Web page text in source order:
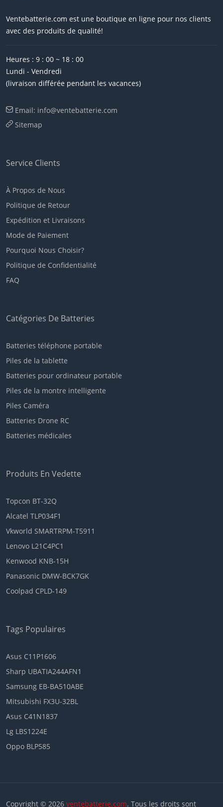
Ventebatterie.com est une boutique en ligne pour nos clients
avec des produits de qualité!
Heures : 9 : 00 ~ 18 : 00
Lundi - Vendredi
(livraison différée pendant les vacances)
Email: info@ventebatterie.com
Sitemap
Service Clients
À Propos de Nous
Politique de Retour
Expédition et Livraisons
Mode de Paiement
Pourquoi Nous Choisir?
Politique de Confidentialité
FAQ
Catégories De Batteries
Batteries téléphone portable
Piles de la tablette
Batteries pour ordinateur portable
Piles de la montre intelligente
Piles Caméra
Batteries Drone RC
Batteries médicales
Produits En Vedette
Topcon BT-32Q
Alcatel TLP034F1
Vkworld SMARTRPM-T5911
Lenovo L21C4PC1
Kenwood KNB-15H
Panasonic DMW-BCK7GK
Coolpad CPLD-149
Tags Populaires
Asus C11P1606
Sharp UBATIA244AFN1
Samsung EB-BA510ABE
Mitsubishi FX3U-32BL
Asus C41N1837
Lg LBS1224E
Oppo BLP585
Copyright © 2026 ventebatterie.com. Tous les droits sont